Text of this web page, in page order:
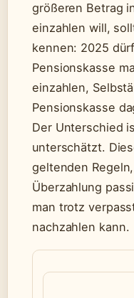
größeren Betrag
einzahlen will,
kennen: 2025
Pensionskasse
einzahlen,
Pensionskasse
Der Unterschied
unterschätzt.
geltenden
Überzahlung
man trotz
nachzahlen kann.